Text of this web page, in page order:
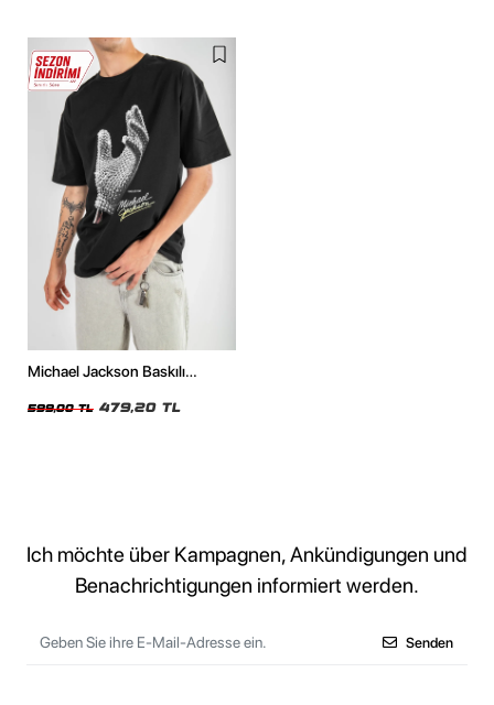
Michael Jackson Baskılı
599,00 TL 479,20 TL
Ich möchte über Kampagnen, Ankündigungen und
Benachrichtigungen informiert werden.
Senden